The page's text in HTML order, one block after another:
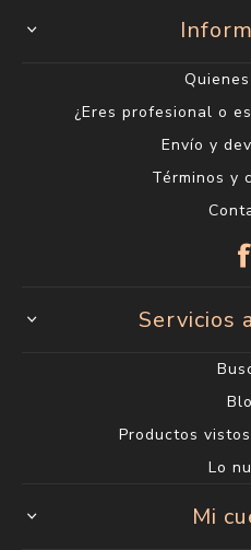
¿Eres profesional o
Envío y
Términos y
Servicios
Productos
Lo
Mi